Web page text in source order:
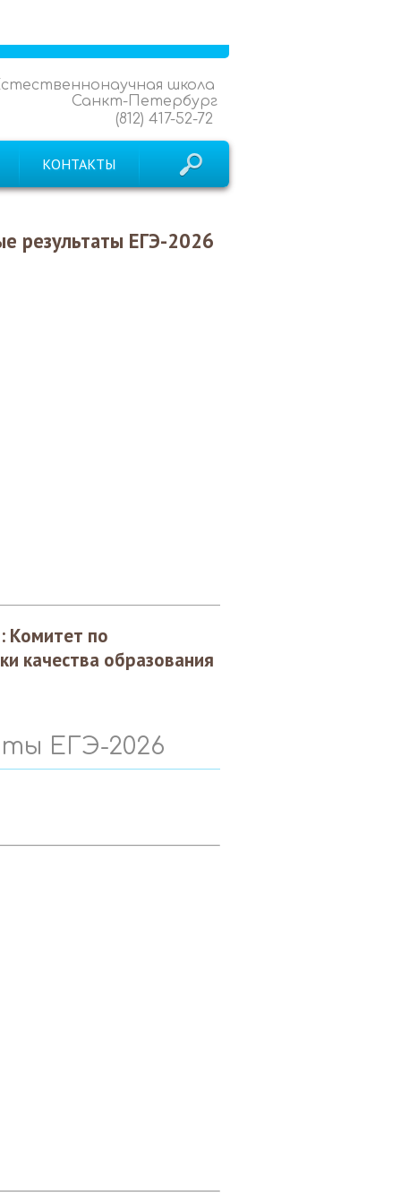
школа
Санкт-Петербург
(812) 417-52-72
КОНТАКТЫ
результаты ЕГЭ-2026
Комитет по
качества образования
ЕГЭ-2026